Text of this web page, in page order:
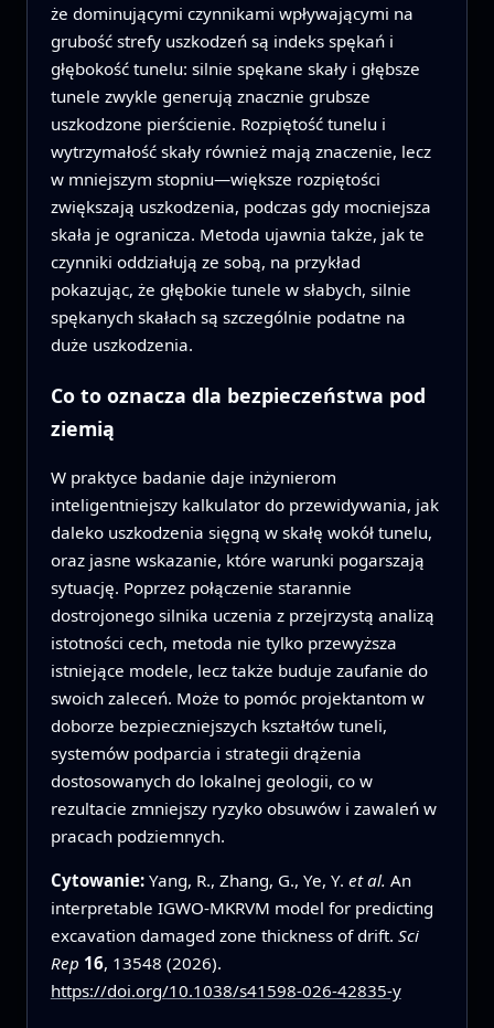
że dominującymi czynnikami wpływającymi na
grubość strefy uszkodzeń są indeks spękań i
głębokość tunelu: silnie spękane skały i głębsze
tunele zwykle generują znacznie grubsze
uszkodzone pierścienie. Rozpiętość tunelu i
wytrzymałość skały również mają znaczenie, lecz
w mniejszym stopniu—większe rozpiętości
zwiększają uszkodzenia, podczas gdy mocniejsza
skała je ogranicza. Metoda ujawnia także, jak te
czynniki oddziałują ze sobą, na przykład
pokazując, że głębokie tunele w słabych, silnie
spękanych skałach są szczególnie podatne na
duże uszkodzenia.
Co to oznacza dla bezpieczeństwa pod
ziemią
W praktyce badanie daje inżynierom
inteligentniejszy kalkulator do przewidywania, jak
daleko uszkodzenia sięgną w skałę wokół tunelu,
oraz jasne wskazanie, które warunki pogarszają
sytuację. Poprzez połączenie starannie
dostrojonego silnika uczenia z przejrzystą analizą
istotności cech, metoda nie tylko przewyższa
istniejące modele, lecz także buduje zaufanie do
swoich zaleceń. Może to pomóc projektantom w
doborze bezpieczniejszych kształtów tuneli,
systemów podparcia i strategii drążenia
dostosowanych do lokalnej geologii, co w
rezultacie zmniejszy ryzyko obsuwów i zawaleń w
pracach podziemnych.
Cytowanie: Yang, R., Zhang, G., Ye, Y. et al. An
interpretable IGWO-MKRVM model for predicting
excavation damaged zone thickness of drift. Sci
Rep 16, 13548 (2026).
https://doi.org/10.1038/s41598-026-42835-y